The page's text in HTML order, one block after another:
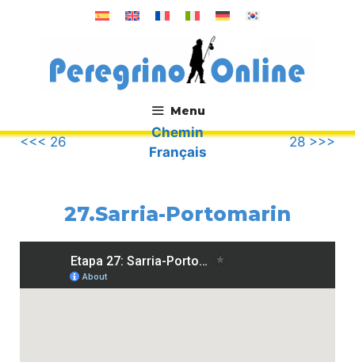
Menu
. <<< 26
Chemin
Français
28 >>>
27.Sarria-Portomarin